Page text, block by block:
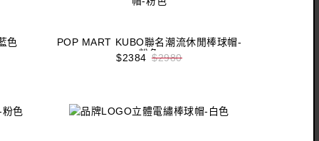
色
POP MART KUBO聯名潮流休閒棒球帽-
粉色
$2384 $2980